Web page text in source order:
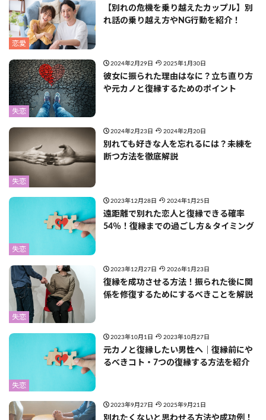
恋愛
【別れの危機を乗り越えたカップル】別
れ話の乗り越え方やNG行動を紹介！
失恋
2024年2月29日 2025年1月30日
彼女に振られた理由はなに？立ち直り方
や元カノと復縁するためのポイント
失恋
2024年2月23日 2024年2月20日
別れても好きな人を忘れるには？未練を
断つ方法を徹底解説
失恋
2023年12月28日 2024年1月25日
遠距離で別れた恋人と復縁できる確率
54％！復縁までの過ごし方＆タイミング
失恋
2023年12月27日 2026年1月23日
復縁を成功させる方法！振られた後に関
係を修復するためにするべきことを解説
失恋
2023年10月1日 2023年10月27日
元カノと復縁したい男性へ｜復縁前にや
るべきコト・7つの復縁する方法を紹介
2023年9月27日 2025年9月21日